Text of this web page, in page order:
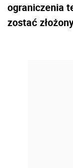
ograniczenia
zostać